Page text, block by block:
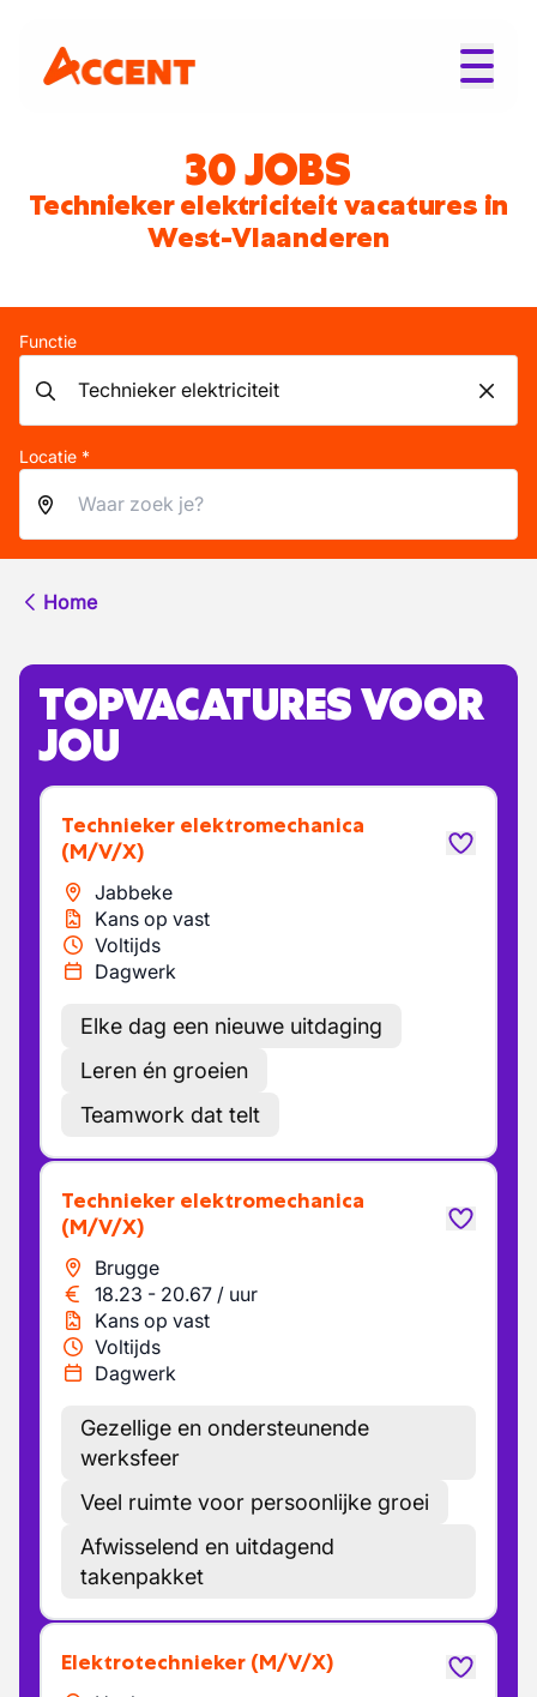
30 JOBS
Technieker elektriciteit vacatures in
West-Vlaanderen
Functie
Locatie *
Home
TOPVACATURES VOOR
JOU
Technieker elektromechanica
(M/V/X)
Jabbeke
Kans op vast
Voltijds
Dagwerk
Elke dag een nieuwe uitdaging
Leren én groeien
Teamwork dat telt
Technieker elektromechanica
(M/V/X)
Brugge
18.23 - 20.67 / uur
Kans op vast
Voltijds
Dagwerk
Gezellige en ondersteunende
werksfeer
Veel ruimte voor persoonlijke groei
Afwisselend en uitdagend
takenpakket
Elektrotechnieker (M/V/X)